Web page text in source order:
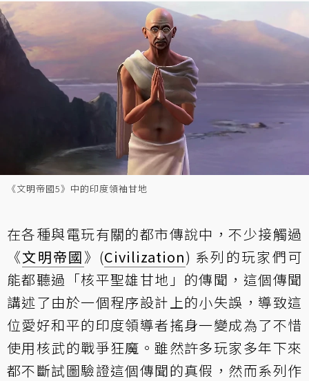
《文明帝國5》中的印度領袖甘地
在各種與電玩有關的都市傳說中，不少接觸過
《文明帝國》(Civilization) 系列的玩家們可
能都聽過「核平聖雄甘地」的傳聞，這個傳聞
講述了由於一個程序設計上的小失誤，導致這
位愛好和平的印度領導者搖身一變成為了不惜
使用核武的戰爭狂魔。雖然許多玩家多年下來
都不斷試圖驗證這個傳聞的真假，然而系列作